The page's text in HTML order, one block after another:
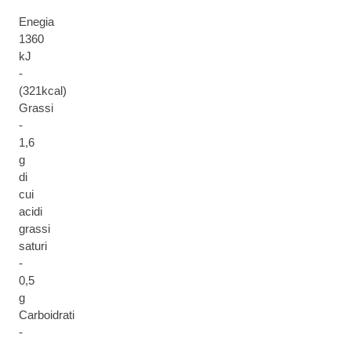
Enegia
1360
kJ
-
(321kcal)
Grassi
-
1,6
g
di
cui
acidi
grassi
saturi
-
0,5
g
Carboidrati
-